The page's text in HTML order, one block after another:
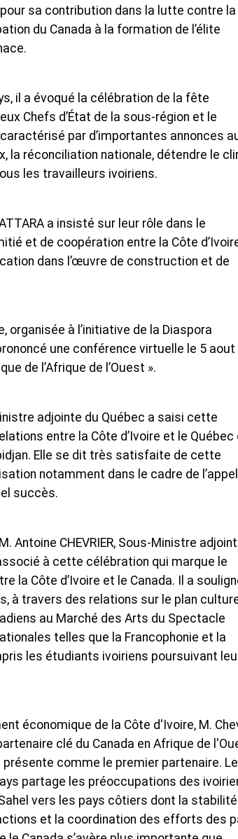
sa contribution dans la lutte contre la
du Canada à la formation de l’élite
il a évoqué la célébration de la fête
Chefs d’État de la sous-région et le
par d’importantes annonces
la réconciliation nationale, détendre le
les travailleurs ivoiriens.
a insisté sur leur rôle dans le
et de coopération entre la Côte
dans l’œuvre de construction et de
organisée à l’initiative de la Diaspora
une conférence virtuelle le 5 aout
de l’Afrique de l’Ouest ».
adjointe du Québec a saisi cette
entre la Côte d’Ivoire et le Québec
Elle se dit très satisfaite de cette
notamment dans le cadre de
succès.
Antoine CHEVRIER, Sous-Ministre
à cette célébration qui marque le
la Côte d’Ivoire et le Canada. Il a
à travers des relations sur le plan
au Marché des Arts du Spectacle
telles que la Francophonie et la
les étudiants ivoiriens poursuivant
économique de la Côte d'Ivoire, M.
clé du Canada en Afrique de
comme le premier partenaire. Le
partage les préoccupations des
vers les pays côtiers dont la
et la coordination des efforts des